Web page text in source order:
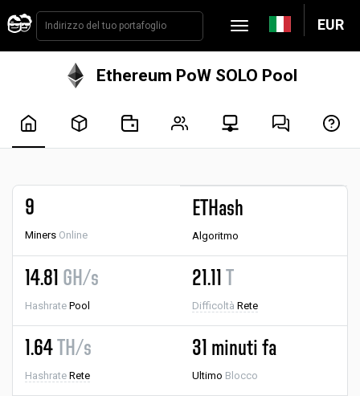
EUR
Ethereum PoW SOLO Pool
9
Miners Online
ETHash
Algoritmo
14.81 GH/s
Hashrate Pool
21.11 T
Difficoltà Rete
1.64 TH/s
Hashrate Rete
31 minuti fa
Ultimo Blocco